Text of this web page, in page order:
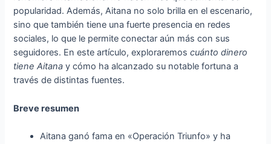
popularidad. Además, Aitana no solo brilla en el escenario,
sino que también tiene una fuerte presencia en redes
sociales, lo que le permite conectar aún más con sus
seguidores. En este artículo, exploraremoscuánto dinero
tiene Aitana y cómo ha alcanzado su notable fortuna a
través de distintas fuentes.
Breve resumen
Aitana ganó fama en «Operación Triunfo» y ha